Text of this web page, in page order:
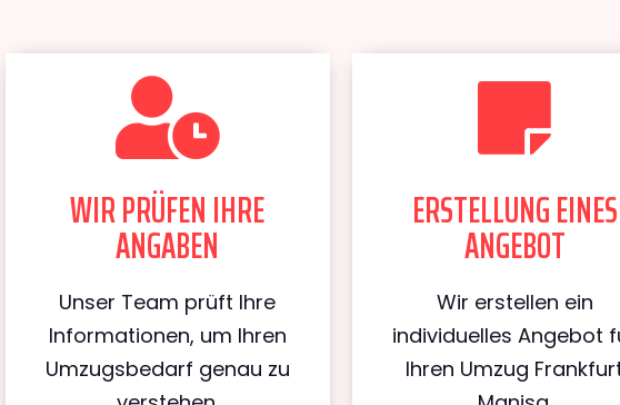
WIR PRÜFEN IHRE
ANGABEN
Unser Team prüft Ihre
Informationen, um Ihren
Umzugsbedarf genau zu
ERSTELLUNG EINES
ANGEBOT
Wir erstellen ein
individuelles Angebot
Ihren Umzug